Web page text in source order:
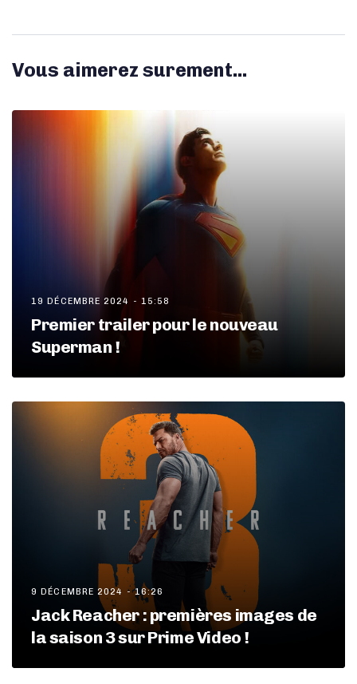
Vous aimerez surement...
19 DÉCEMBRE 2024 - 15:58
Premier trailer pour le nouveau
Superman !
9 DÉCEMBRE 2024 - 16:26
Jack Reacher : premières images de
la saison 3 sur Prime Video !